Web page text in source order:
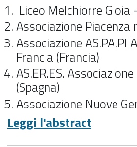
Liceo Melchiorre Gioia
Associazione Piacenza
Associazione AS.PA.PI
Francia (Francia)
AS.ER.ES.
(Spagna)
Associazione Nuove
Leggi l'abstract